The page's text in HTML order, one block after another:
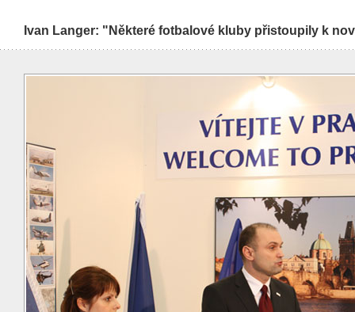
Ivan Langer: "Některé fotbalové kluby přistoupily k